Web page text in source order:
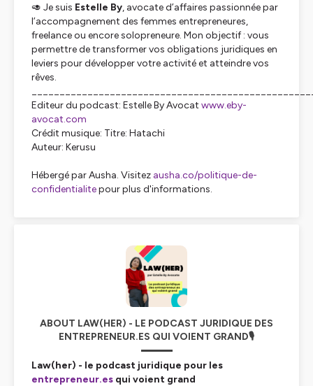
🥑 Je suis Estelle By, avocate d’affaires passionnée par
l’accompagnement des femmes entrepreneures,
freelance ou encore solopreneure. Mon objectif : vous
permettre de transformer vos obligations juridiques en
leviers pour développer votre activité et atteindre vos
rêves.
Editeur du podcast: Estelle By Avocat www.eby-
avocat.com
Crédit musique: Titre: Hatachi
Auteur: Kerusu
Hébergé par Ausha. Visitez ausha.co/politique-de-
confidentialitepour plus d'informations.
ABOUT LAW(HER) - LE PODCAST JURIDIQUE DES
ENTREPRENEUR.ES QUI VOIENT GRAND🎙️
Law(her) - le podcast juridique pour les
entrepreneur.es qui voient grand